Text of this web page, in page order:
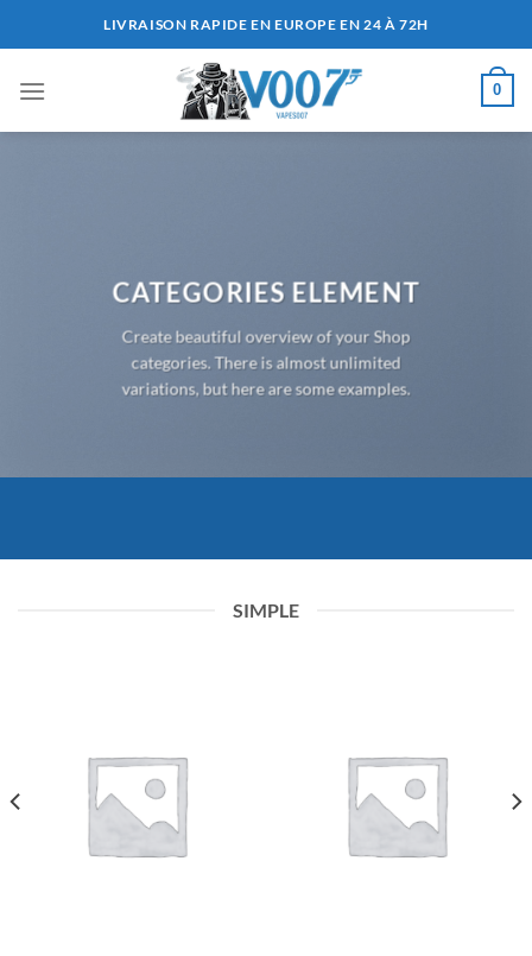
au
LIVRAISON RAPIDE EN EUROPE EN 24 À 72H
0
CATEGORIES ELEMENT
Create beautiful overview of your Shop
categories. There is almost unlimited
variations, but here are some examples.
SIMPLE